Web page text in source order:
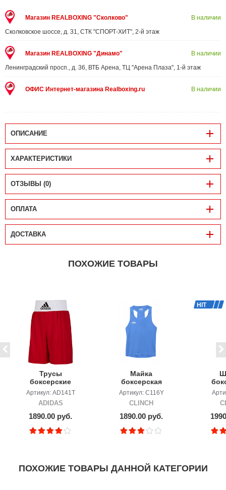
Магазин REALBOXING "Сколково"
Сколковское шоссе, д. 31, СТК "СПОРТ-ХИТ", 2-й этаж
В наличии
Магазин REALBOXING "Динамо"
Ленинградский просп., д. 36, ВТБ Арена, ТЦ "Арена Плаза", 1-й этаж
В наличии
ОФИС Интернет-магазина Realboxing.ru В наличии
ОПИСАНИЕ
ХАРАКТЕРИСТИКИ
ОТЗЫВЫ (0)
ОПЛАТА
ДОСТАВКА
ПОХОЖИЕ ТОВАРЫ
Трусы
боксерские
ADIDAS BASE
PUNCH
Артикул: AD141T
ADIDAS
1890.00 руб.
Майка
боксерская
Clinch Olimp
детская
Артикул: C116Y
CLINCH
1890.00 руб.
HIT
ПОХОЖИЕ ТОВАРЫ ДАННОЙ КАТЕГОРИИ